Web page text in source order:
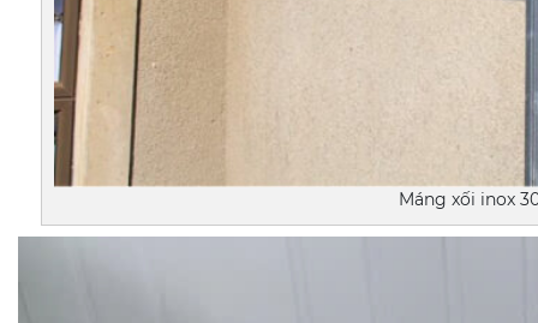
Máng xối inox